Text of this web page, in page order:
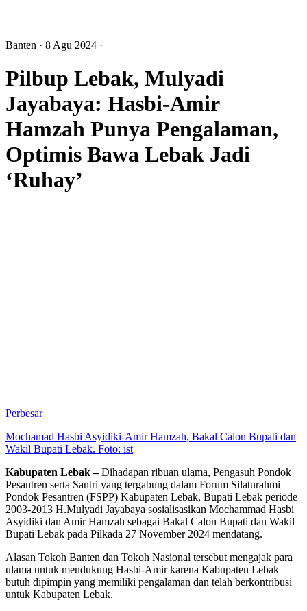
Banten · 8 Agu 2024 ·
Pilbup Lebak, Mulyadi
Jayabaya: Hasbi-Amir
Hamzah Punya Pengalaman,
Optimis Bawa Lebak Jadi
‘Ruhay’
Perbesar
Mochamad Hasbi Asyidiki-Amir Hamzah, Bakal Calon Bupati dan
Wakil Bupati Lebak. Foto: ist
Kabupaten Lebak –Dihadapan ribuan ulama, Pengasuh Pondok
Pesantren serta Santri yang tergabung dalam Forum Silaturahmi
Pondok Pesantren (FSPP) Kabupaten Lebak, Bupati Lebak periode
2003-2013 H.Mulyadi Jayabaya sosialisasikan Mochammad Hasbi
Asyidiki dan Amir Hamzah sebagai Bakal Calon Bupati dan Wakil
Bupati Lebak pada Pilkada 27 November 2024 mendatang.
Alasan Tokoh Banten dan Tokoh Nasional tersebut mengajak para
ulama untuk mendukung Hasbi-Amir karena Kabupaten Lebak
butuh dipimpin yang memiliki pengalaman dan telah berkontribusi
untuk Kabupaten Lebak.